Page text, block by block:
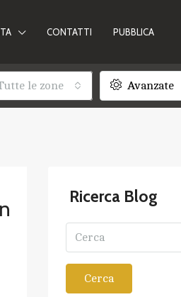
CONTATTI PUBBLICA
le zone Avanzate
Ricerca Blog
Cerca